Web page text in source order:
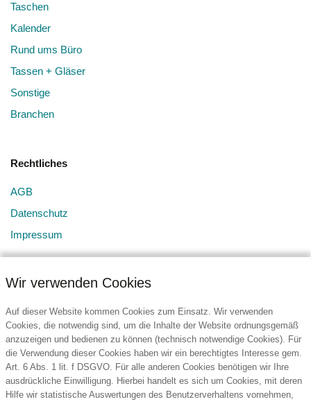
Taschen
Kalender
Rund ums Büro
Tassen + Gläser
Sonstige
Branchen
Rechtliches
AGB
Datenschutz
Impressum
Kontakt
BURG Services GmbH & Co. KG
Hansestraße 107
Wir verwenden Cookies
Auf dieser Website kommen Cookies zum Einsatz. Wir verwenden
Cookies, die notwendig sind, um die Inhalte der Website ordnungsgemäß
anzuzeigen und bedienen zu können (technisch notwendige Cookies). Für
die Verwendung dieser Cookies haben wir ein berechtigtes Interesse gem.
Art. 6 Abs. 1 lit. f DSGVO. Für alle anderen Cookies benötigen wir Ihre
ausdrückliche Einwilligung. Hierbei handelt es sich um Cookies, mit deren
Hilfe wir statistische Auswertungen des Benutzerverhaltens vornehmen,